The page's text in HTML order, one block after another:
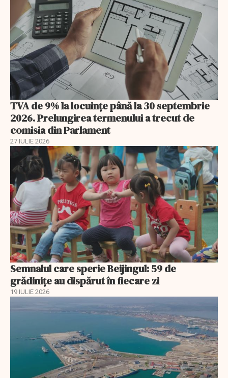
TVA de 9% la locuințe până la 30 septembrie
2026. Prelungirea termenului a trecut de
comisia din Parlament
27 IULIE 2026
Semnalul care sperie Beijingul: 59 de
grădinițe au dispărut în fiecare zi
19 IULIE 2026